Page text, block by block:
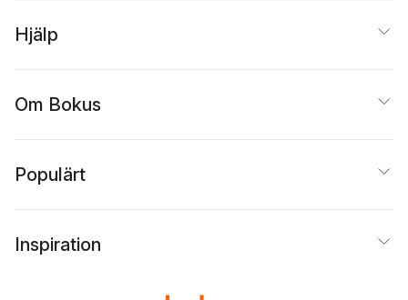
Hjälp
Om Bokus
Populärt
Inspiration